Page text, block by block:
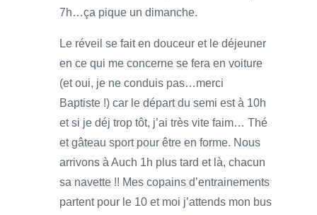
7h…ça pique un dimanche.
Le réveil se fait en douceur et le déjeuner
en ce qui me concerne se fera en voiture
(et oui, je ne conduis pas…merci
Baptiste !) car le départ du semi est à 10h
et si je déj trop tôt, j’ai très vite faim… Thé
et gâteau sport pour être en forme. Nous
arrivons à Auch 1h plus tard et là, chacun
sa navette !! Mes copains d’entrainements
partent pour le 10 et moi j’attends mon bus